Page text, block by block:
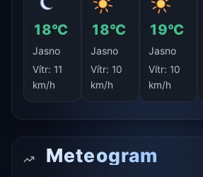
18°C
Jasno
Vítr: 11
km/h
18°C
Jasno
Vítr: 10
km/h
19°C
Jasno
Vítr: 10
km/h
Meteogram